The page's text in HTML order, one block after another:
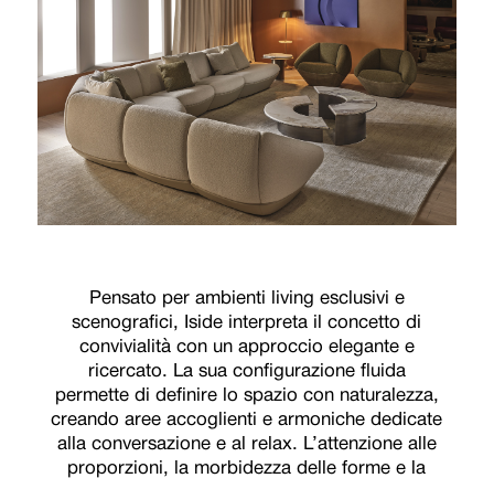
Pensato per ambienti living esclusivi e
scenografici, Iside interpreta il concetto di
convivialità con un approccio elegante e
ricercato. La sua configurazione fluida
permette di definire lo spazio con naturalezza,
creando aree accoglienti e armoniche dedicate
alla conversazione e al relax. L’attenzione alle
proporzioni, la morbidezza delle forme e la